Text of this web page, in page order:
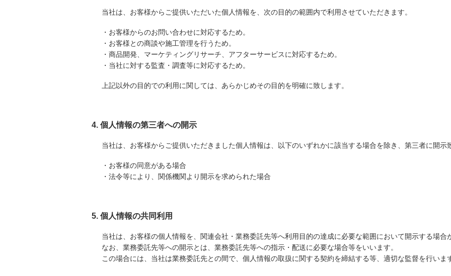
当社は、お客様からご提供いただいた個人情報を、次の目的の範囲内で利用させていただきます。
・お客様からのお問い合わせに対応するため。
・お客様との商談や施工管理を行うため。
・商品開発、マーケティングリサーチ、アフターサービスに対応するため。
・当社に対する監査・調査等に対応するため。
上記以外の目的での利用に関しては、あらかじめその目的を明確に致します。
4. 個人情報の第三者への開示
当社は、お客様からご提供いただきました個人情報は、以下のいずれかに該当する場合を除き、第三者に開示
・お客様の同意がある場合
・法令等により、関係機関より開示を求められた場合
5. 個人情報の共同利用
当社は、お客様の個人情報を、関連会社・業務委託先等へ利用目的の達成に必要な範囲において開示する場合
なお、業務委託先等への開示とは、業務委託先等への指示・配送に必要な場合等をいいます。
この場合には、当社は業務委託先との間で、個人情報の取扱に関する契約を締結する等、適切な監督を行いま